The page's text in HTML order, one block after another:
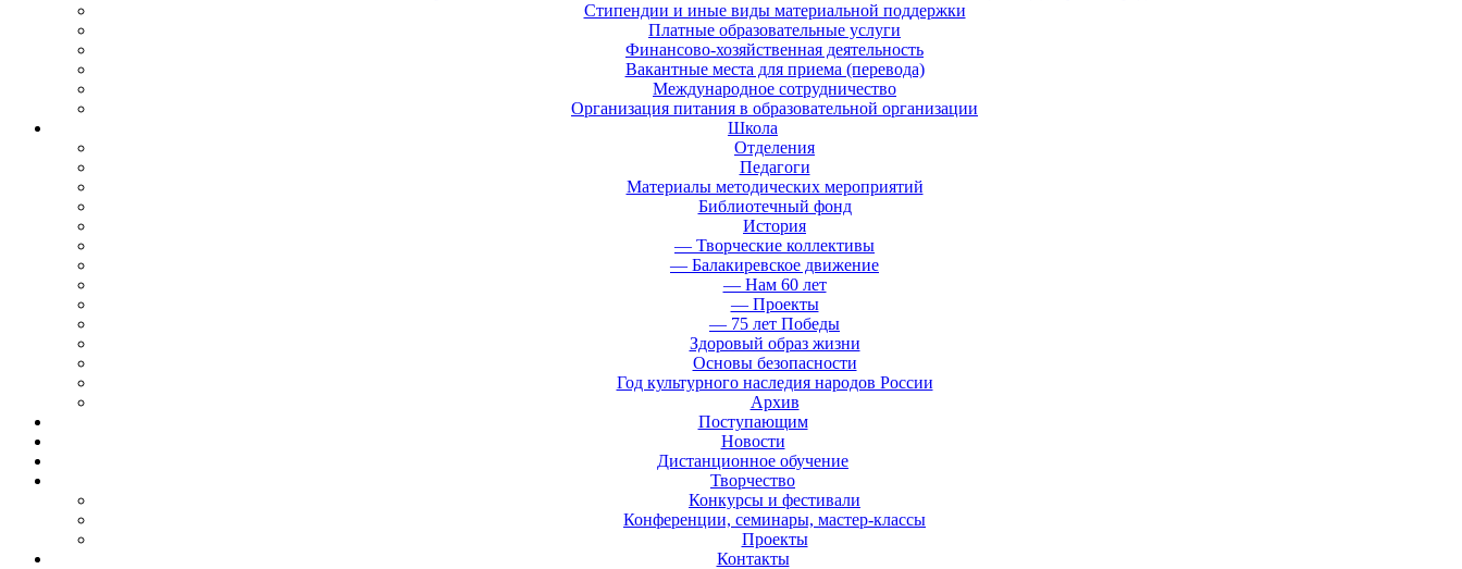
Стипендии и иные виды материальной поддержки
Платные образовательные услуги
Финансово-хозяйственная деятельность
Вакантные места для приема (перевода)
Международное сотрудничество
Организация питания в образовательной организации
Школа
Отделения
Педагоги
Материалы методических мероприятий
Библиотечный фонд
История
— Творческие коллективы
— Балакиревское движение
— Нам 60 лет
— Проекты
— 75 лет Победы
Здоровый образ жизни
Основы безопасности
Год культурного наследия народов России
Архив
Поступающим
Новости
Дистанционное обучение
Творчество
Конкурсы и фестивали
Конференции, семинары, мастер-классы
Проекты
Контакты